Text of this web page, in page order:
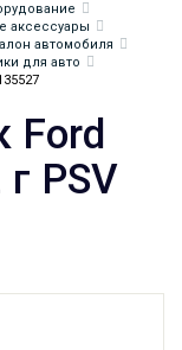
аксессуары
автомобиля
для авто
Ford
PSV